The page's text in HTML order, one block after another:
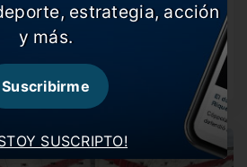
vuelven al Monumental
a Fortaleza por su segundo
SUSCRIPTO!
estrategia, acción
y más.
Suscribirme